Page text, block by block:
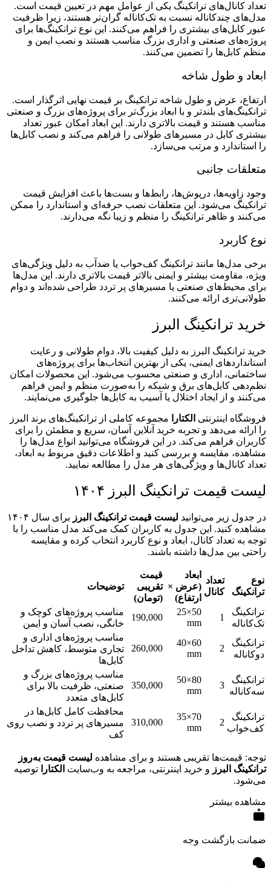
تعداد کانال‌های ترانکینگ یکی از عوامل مهم در تعیین قیمت است.
مدل‌های چندکاناله نسبت به تک‌کاناله گران‌تر هستند، زیرا ظرفیت
عبور کابل‌های بیشتری را فراهم می‌کنند. این نوع ترانکینگ‌ها برای
پروژه‌های صنعتی و اداری بزرگ مناسب هستند و نصب ایمن و
منظم کابل‌ها را تضمین می‌کنند.
ابعاد و طول شاخه
ارتفاع، عرض و طول شاخه ترانکینگ بر قیمت نهایی اثرگذار است.
ترانکینگ‌های بلندتر و با ابعاد بزرگ‌تر برای پروژه‌های بزرگ و صنعتی
مناسب هستند و قیمت بالاتری دارند. این ابعاد امکان عبور تعداد
بیشتری کابل در مسیرهای طولانی را فراهم می‌کند و نصب کابل‌ها
را استاندارد و مرتب می‌سازد.
متعلقات جانبی
وجود زاویه‌ها، درپوش‌ها، رابط‌ها و بست‌ها باعث افزایش قیمت
ترانکینگ می‌شود. این متعلقات نصب حرفه‌ای و استاندارد را ممکن
می‌کنند و ظاهر ترانکینگ را منظم و زیبا نگه می‌دارند.
نوع کاربرد
برخی مدل‌ها مانند ترانکینگ کف‌خواب یا ضدآب به دلیل ویژگی‌های
ویژه، مقاومت بیشتر و ایمنی بالاتر قیمت بالاتری دارند. این مدل‌ها
برای محیط‌های صنعتی یا مسیرهای پر تردد طراحی شده‌اند و دوام
طولانی‌تری ارائه می‌کنند.
خرید ترانکینگ البرز
خرید ترانکینگ البرز به دلیل کیفیت بالا، دوام طولانی و رعایت
استانداردهای ایمنی، یکی از بهترین انتخاب‌ها برای پروژه‌های
ساختمانی، اداری و صنعتی محسوب می‌شود. این محصولات امکان
نظم‌دهی کابل‌های برق و شبکه را به‌صورت منظم و ایمن فراهم
می‌کنند و از ایجاد اختلال یا آسیب به کابل‌ها جلوگیری می‌نمایند.
فروشگاه اینترنتی الکتارا
مجموعه کاملی از ترانکینگ‌های برند البرز
را ارائه می‌دهد و تجربه خرید آنلاین آسان، سریع و مطمئن را برای
کاربران فراهم می‌کند. در این فروشگاه می‌توانید انواع مدل‌ها را
مشاهده، مقایسه و بررسی کنید و اطلاعات دقیق مربوط به ابعاد،
تعداد کانال‌ها و ویژگی‌های هر مدل را مطالعه نمایید.
لیست قیمت ترانکینگ البرز ۱۴۰۴
در جدول زیر می‌توانید لیست قیمت ترانکینگ البرز
برای سال ۱۴۰۴
مشاهده کنید. این جدول به کاربران کمک می‌کند مدل مناسب را با
توجه به تعداد کانال، ابعاد و نوع کاربرد انتخاب کرده و مقایسه
راحتی بین مدل‌ها داشته باشند.
نوع
ترانکینگ
تعداد
کانال
ابعاد
(عرض ×
ارتفاع)
قیمت
تقریبی
(تومان)
توضیحات
ترانکینگ
تک‌کاناله
1
50×25
mm
190,000
مناسب پروژه‌های کوچک و
خانگی، نصب آسان و ایمن
ترانکینگ
دوکاناله
2
60×40
mm
260,000
مناسب پروژه‌های اداری و
تجاری متوسط، کاهش تداخل
کابل‌ها
ترانکینگ
سه‌کاناله
3
80×50
mm
350,000
مناسب پروژه‌های بزرگ و
صنعتی، ظرفیت بالا برای
کابل‌های متعدد
ترانکینگ
کف‌خواب
2
70×35
mm
310,000
محافظت کامل کابل‌ها در
مسیرهای پر تردد و نصب روی
کف
توجه: قیمت‌ها تقریبی هستند و برای مشاهده لیست قیمت به‌روز
ترانکینگ البرز و خرید اینترنتی، مراجعه به وب‌سایت الکتارا
توصیه
می‌شود.
مشاهده بیشتر
ضمانت بازگشت وجه